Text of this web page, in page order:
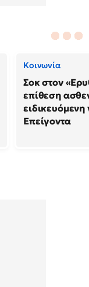
Κοινωνία
Σοκ στον
επίθεση
Επείγοντα